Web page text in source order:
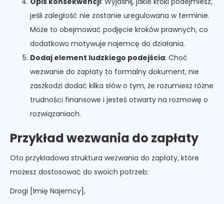
jeśli zaległość nie zostanie uregulowana w terminie.
Może to obejmować podjęcie kroków prawnych, co
dodatkowo motywuje najemcę do działania.
Dodaj element ludzkiego podejścia: Choć
wezwanie do zapłaty to formalny dokument, nie
zaszkodzi dodać kilka słów o tym, że rozumiesz różne
trudności finansowe i jesteś otwarty na rozmowę o
rozwiązaniach.
Przykład wezwania do zapłaty
Oto przykładowa struktura wezwania do zapłaty, które
możesz dostosować do swoich potrzeb:
Drogi [Imię Najemcy],